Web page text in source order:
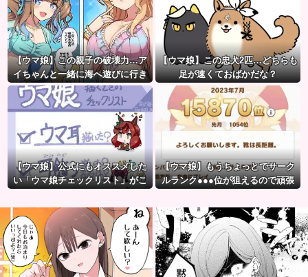
【ウマ娘】この親子の破壊力…ア
イちゃんと一緒に海へ遊びに行き
たい人生だった。
【ウマ娘】この忠犬2匹…どちらも
足が速くておばかだな？
【ウマ娘】公式にもオススメした
い「ウマ娘チェックリスト」がこ
【ウマ娘】もうちょっとでサーク
ルランク●●●位が狙えるので頑張